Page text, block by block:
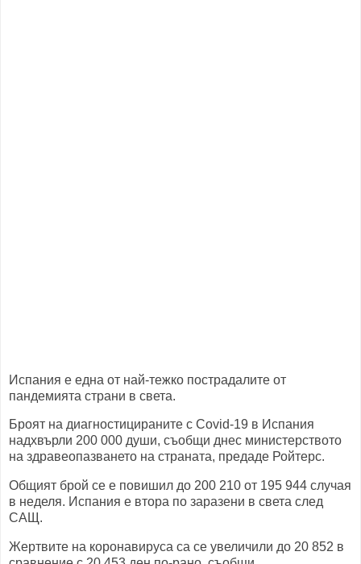
Испания е една от най-тежко пострадалите от
пандемията страни в света.
Броят на диагностицираните с Covid-19 в Испания
надхвърли 200 000 души, съобщи днес министерството
на здравеопазването на страната, предаде Ройтерс.
Общият брой се е повишил до 200 210 от 195 944 случая
в неделя. Испания е втора по заразени в света след
САЩ.
Жертвите на коронавируса са се увеличили до 20 852 в